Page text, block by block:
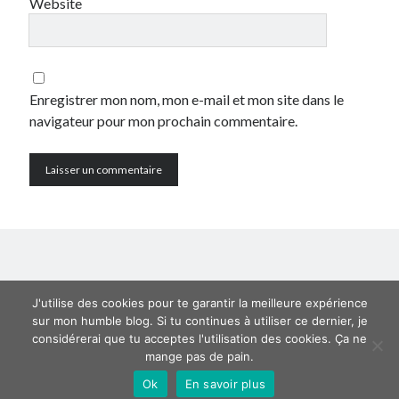
juillet 2008
mars 2008
février 2008
janvier 2008
novembre 2007
octobre 2007
mai 2007
avril 2007
janvier 2007
Enregistrer mon nom, mon e-mail et mon site dans le
navigateur pour mon prochain commentaire.
Author WordPress Themeby Compete Themes
J'utilise des cookies pour te garantir la meilleure expérience
sur mon humble blog. Si tu continues à utiliser ce dernier, je
considérerai que tu acceptes l'utilisation des cookies. Ça ne
mange pas de pain.
Ok
En savoir plus